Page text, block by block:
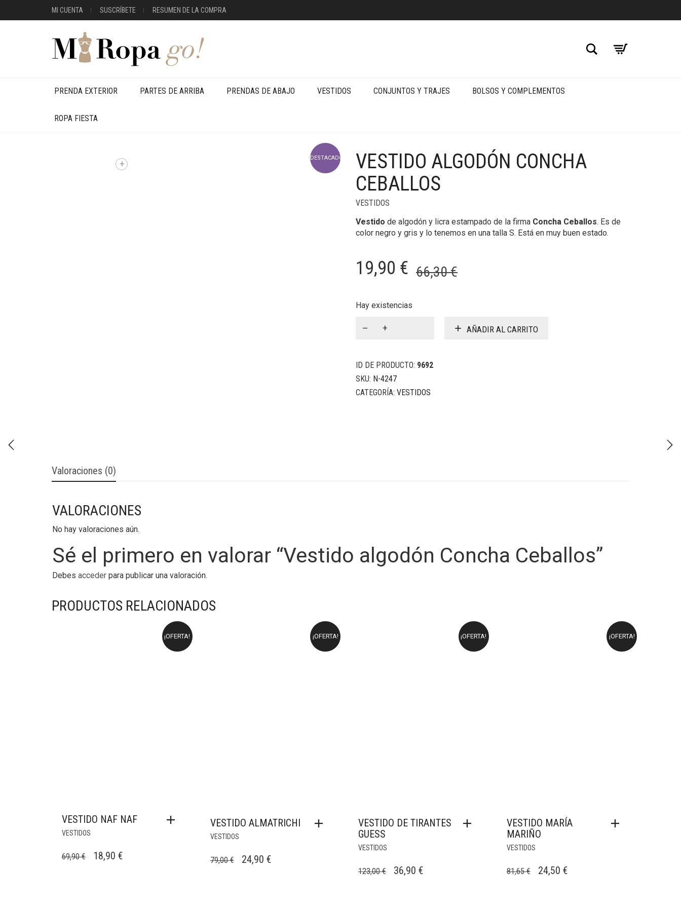
MI CUENTA SUSCRÍBETE RESUMEN DE LA COMPRA
Buscar
PRENDA EXTERIOR PARTES DE ARRIBA PRENDAS DE ABAJO VESTIDOS CONJUNTOS Y TRAJES BOLSOS Y COMPLEMENTOS
ROPA FIESTA
DESTACADO
+
VESTIDO ALGODÓN CONCHA
CEBALLOS
VESTIDOS
Vestido de algodón y licra estampado de la firma Concha Ceballos. Es de
color negro y gris y lo tenemos en una talla S. Está en muy buen estado.
66,30€El
era:
19,90 €
El
es:
Hay existencias
cantidad
AÑADIR AL CARRITO
ID DE PRODUCTO: 9692
SKU: N-4247
CATEGORÍA: VESTIDOS
Valoraciones (0)
VALORACIONES
No hay valoraciones aún.
Sé el primero en valorar “Vestido algodón Concha Ceballos”
Debes acceder para publicar una valoración.
PRODUCTOS RELACIONADOS
¡OFERTA!
VESTIDO NAF NAF
VESTIDOS
69,90€
EL
18,90 €EL
¡OFERTA!
VESTIDO ALMATRICHI
VESTIDOS
79,00€
EL
24,90 €EL
¡OFERTA!
VESTIDO DE TIRANTES
GUESS
VESTIDOS
123,00€
EL
36,90 €EL
¡OFERTA!
VESTIDO MARÍA
MARIÑO
VESTIDOS
81,65€
EL
24,50 €EL